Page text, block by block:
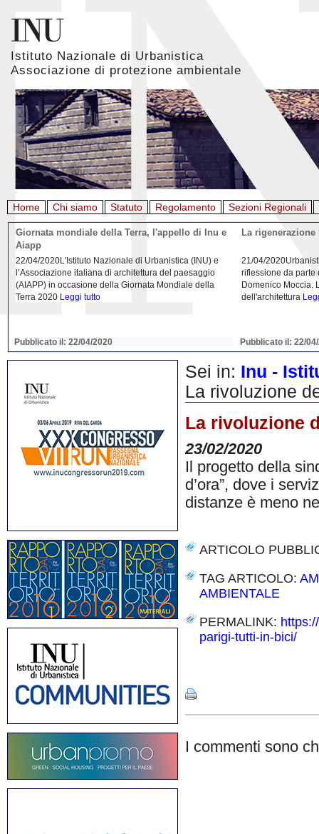
Istituto Nazionale di Urbanistica
Associazione di protezione ambientale
Home Chi siamo Statuto Regolamento Sezioni Regionali
Giornata mondiale della Terra, l'appello di Inu e
Aiapp
22/04/2020L'Istituto Nazionale di Urbanistica (INU) e
l’Associazione italiana di architettura del paesaggio
(AIAPP) in occasione della Giornata Mondiale della
Terra 2020 Leggi tutto
Pubblicato il: 22/04/2020
La
21/04/
riflessione da parte
Domenico Moccia.
dell'architettura
Pubblicato il: 22/
Sei in: Inu -
La rivoluzione
La rivoluzione
23/02/2020
Il progetto della
d’ora”, dove i
distanze è meno
ARTICOLO
TAG ARTICOLO:
AMBIENTALE
PERMALINK:
parigi-tutti-in-bici/
I commenti sono